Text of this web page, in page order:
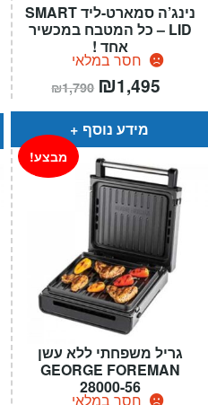
נינג’ה סמארט-ליד SMART
LID – כל המטבח במכשיר
אחד !
חסר במלאי
₪1,790 המחיר
המקורי
היה:
₪1,790.
₪1,495
הוא:
מידע נוסף
גריל משפחתי ללא עשן
GEORGE FOREMAN
28000-56
חסר במלאי
מבצע!